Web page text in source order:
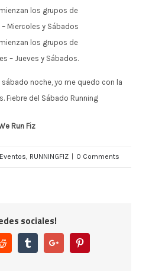
los grupos de
Miercoles y Sábados
los grupos de
– Jueves y Sábados.
sábado noche, yo me quedo con la
Fiebre del Sábado Running
Run Fiz
Eventos, RUNNINGFIZ 0 Comments
sociales!
Reddit TumblrGoogle+